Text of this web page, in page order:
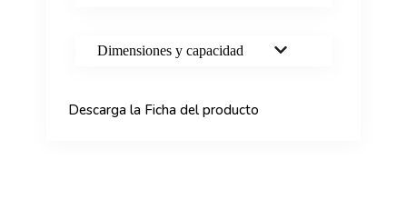
Dimensiones y capacidad
Descarga la Ficha del producto